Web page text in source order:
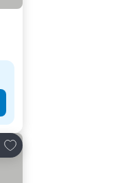
Adicionar aos favoritos